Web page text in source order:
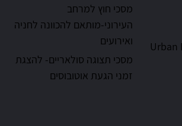
מסכי חוץ למרחב
העירוני-מותאם להכוונה לחניה
ואירועים
מסכי תצוגה סולאריים- להצגת
זמני הגעת אוטובוסים